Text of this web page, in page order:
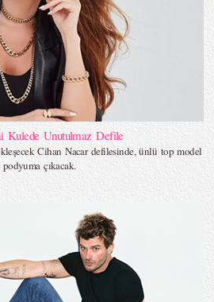
Kulede Unutulmaz Defile
Cihan Nacar defilesinde, ünlü top model
çıkacak.